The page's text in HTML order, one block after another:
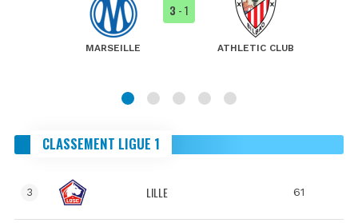
MARSEILLE
3 - 1
ATHLETIC CLUB
CLASSEMENT LIGUE 1
3 LILLE 61